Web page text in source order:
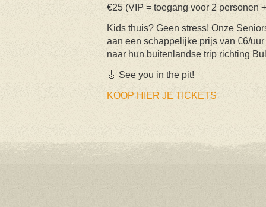
€25 (VIP = toegang voor 2 personen
Kids thuis? Geen stress! Onze
aan een schappelijke prijs van €6/
naar hun buitenlandse trip richting
🎸 See you in the pit!
KOOP HIER JE TICKETS